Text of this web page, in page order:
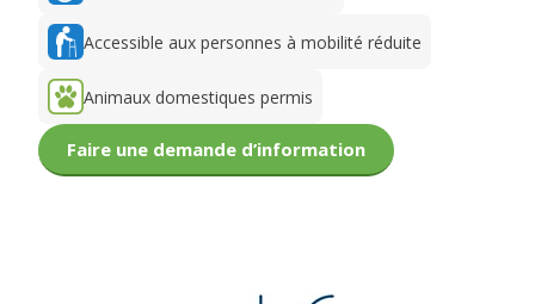
Accessible aux personnes à mobilité réduite
Animaux domestiques permis
Faire une demande d’information